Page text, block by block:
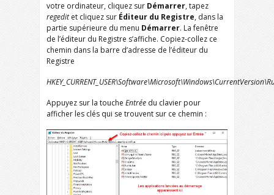
votre ordinateur, cliquez sur Démarrer, tapez
regeditet cliquez sur Éditeur du Registre, dans la
partie supérieure du menu Démarrer. La fenêtre
de l’éditeur du Registre s’affiche. Copiez-collez ce
chemin dans la barre d’adresse de l’éditeur du
Registre
Appuyez sur la touche Entrée du clavier pour
afficher les clés qui se trouvent sur ce chemin :